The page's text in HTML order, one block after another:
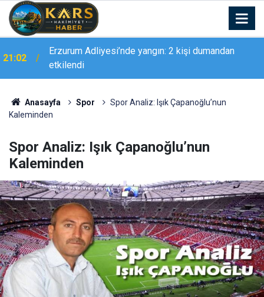
21:02
Erzurum Adliyesi’nde yangın: 2 kişi dumandan
etkilendi
Anasayfa Spor
Spor Analiz: Işık Çapanoğlu’nun
Kaleminden
Spor Analiz: Işık Çapanoğlu’nun
Kaleminden